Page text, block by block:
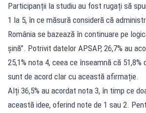
Participanții la studiu au fost rugați să
1 la 5, în ce măsură consideră că
România se bazează în continuare pe
șină”. Potrivit datelor APSAP, 26,7% au
25,1% nota 4, ceea ce înseamnă că
sunt de acord clar cu această afirmație.
Alți 36,5% au acordat nota 3, în timp ce
această idee, oferind note de 1 sau 2.